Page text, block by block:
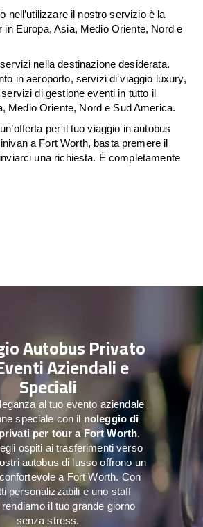
nell’utilizzare il nostro servizio è la
in Europa, Asia, Medio Oriente, Nord e
nella destinazione desiderata.
in aeroporto, servizi di viaggio luxury,
di gestione eventi in tutto il
Medio Oriente, Nord e Sud America.
per il tuo viaggio in autobus
a Fort Worth, basta premere il
una richiesta. È completamente
Autobus Privato
Aziendali e
Speciali
al tuo evento aziendale
speciale con il noleggio di
per tour a Fort Worth.
ospiti ai trasferimenti verso
autobus di lusso offrono un
a Fort Worth. Con
personalizzabili e uno staff
il tuo grande giorno
senza stress.